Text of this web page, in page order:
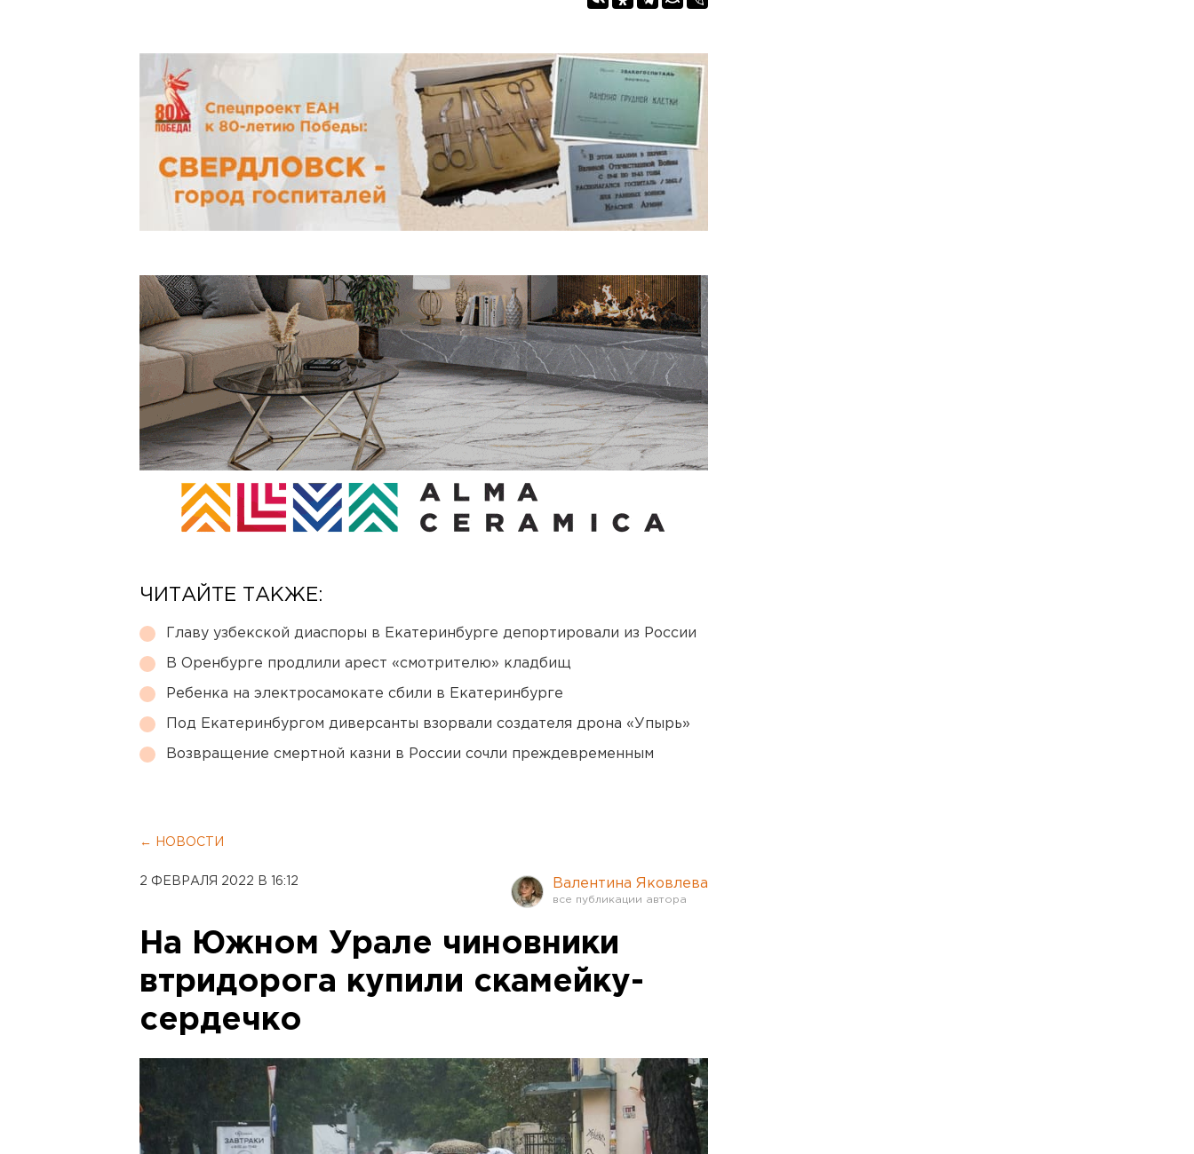
ЧИТАЙТЕ ТАКЖЕ:
Главу узбекской диаспоры в Екатеринбурге депортировали из России
В Оренбурге продлили арест «смотрителю» кладбищ
Ребенка на электросамокате сбили в Екатеринбурге
Под Екатеринбургом диверсанты взорвали создателя дрона «Упырь»
Возвращение смертной казни в России сочли преждевременным
← НОВОСТИ
2 ФЕВРАЛЯ 2022 В 16:12 Валентина Яковлева
На Южном Урале чиновники
втридорога купили скамейку-
сердечко